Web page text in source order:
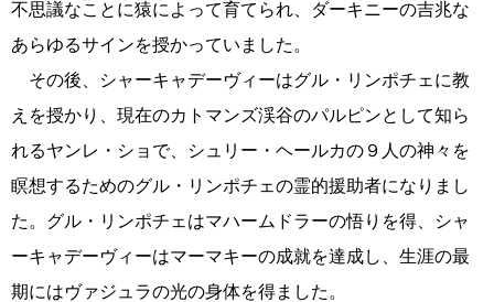
不思議なことに猿によって育てられ、ダーキニーの吉兆な
あらゆるサインを授かっていました。
その後、シャーキャデーヴィーはグル・リンポチェに教
えを授かり、現在のカトマンズ渓谷のパルピンとして知ら
れるヤンレ・ショで、シュリー・ヘールカの９人の神々を
瞑想するためのグル・リンポチェの霊的援助者になりまし
た。グル・リンポチェはマハームドラーの悟りを得、シャ
ーキャデーヴィーはマーマキーの成就を達成し、生涯の最
期にはヴァジュラの光の身体を得ました。